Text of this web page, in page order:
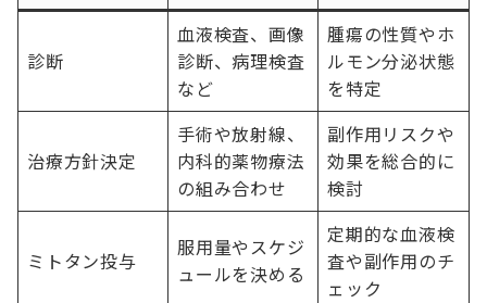
診断
血液検査、画像
診断、病理検査
など
腫瘍の性質やホ
ルモン分泌状態
を特定
治療方針決定
手術や放射線、
内科的薬物療法
の組み合わせ
副作用リスクや
効果を総合的に
検討
ミトタン投与
服用量やスケジ
ュールを決める
定期的な血液検
査や副作用のチ
ェック